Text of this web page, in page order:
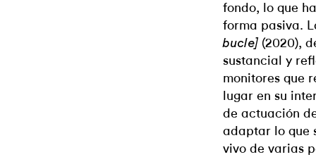
fondo, lo que
forma pasiva.
bucle] (2020),
sustancial y
monitores que
lugar en su
de actuación
adaptar lo que
vivo de varias